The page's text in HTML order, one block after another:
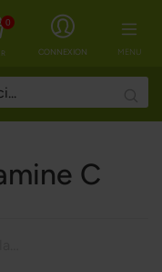
MENU
CONNEXION
0
C